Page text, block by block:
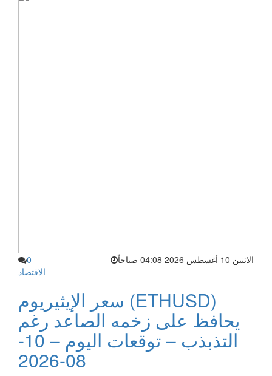
الاثنين 10 أغسطس 2026 04:08 صباحاً
0
الاقتصاد
سعر الإيثيريوم (ETHUSD)
يحافظ على زخمه الصاعد رغم
التذبذب – توقعات اليوم – 10-
08-2026